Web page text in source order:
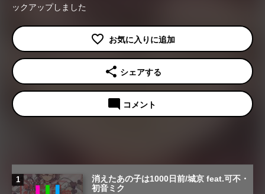
ックアップしました
share シェアする
mode_comment コメント
消えたあの子は1000日前/城京 feat.可不・
初音ミク